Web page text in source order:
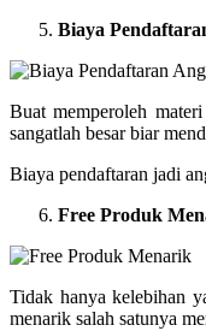
Biaya
Buat memperoleh
sangatlah besar biar
Biaya pendaftaran jadi
Free Produk
Tidak hanya kelebihan
menarik salah satunya